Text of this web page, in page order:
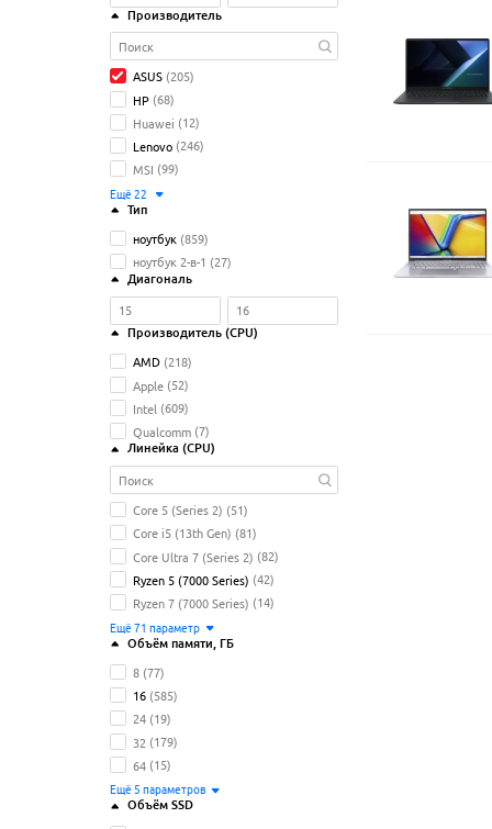
Производитель
ASUS (205)
HP (68)
Huawei (12)
Lenovo (246)
MSI (99)
Ещё 22
Тип
ноутбук (859)
ноутбук 2-в-1 (27)
Диагональ
Производитель (CPU)
AMD (218)
Apple (52)
Intel (609)
Qualcomm (7)
Линейка (CPU)
Core 5 (Series 2) (51)
Core i5 (13th Gen) (81)
Core Ultra 7 (Series 2) (82)
Ryzen 5 (7000 Series) (42)
Ryzen 7 (7000 Series) (14)
Ещё 71 параметр
Объём памяти , ГБ
8 (77)
16 (585)
24 (19)
32 (179)
64 (15)
Ещё 5 параметров
Объём SSD